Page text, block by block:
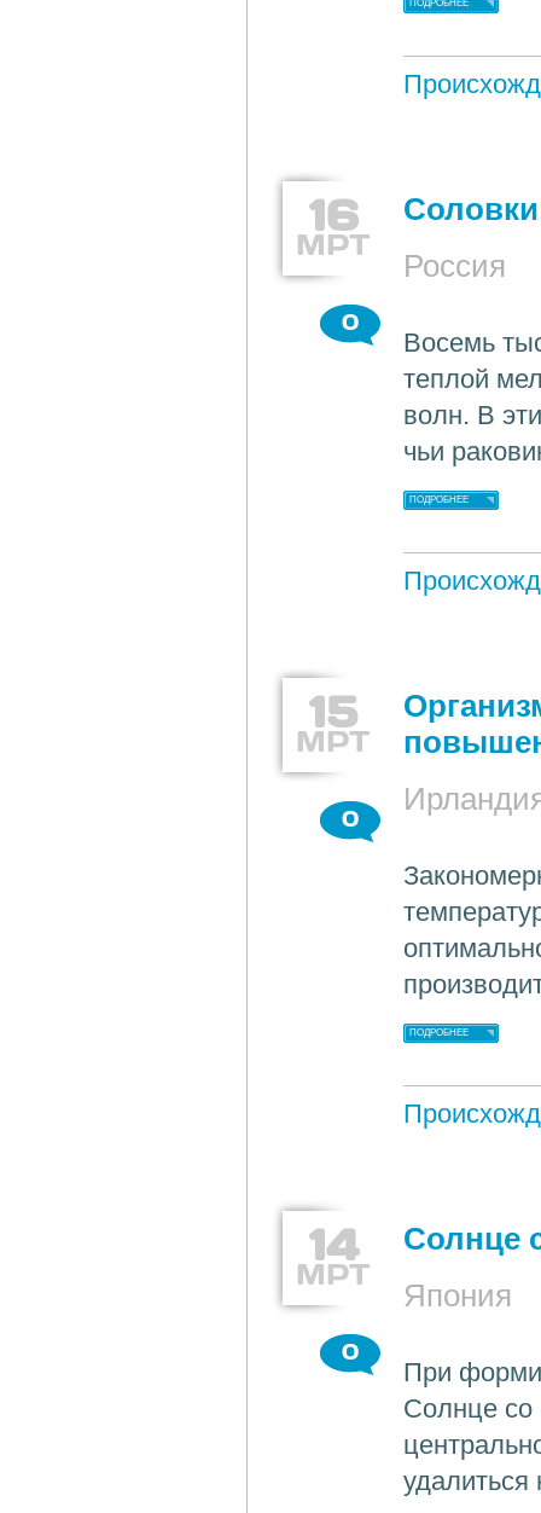
ПОДРОБНЕЕ
16
МРТ
Россия
0
Восемь
теплой
волн. В
чьи
ПОДРОБНЕЕ
15
МРТ
0
ПОДРОБНЕЕ
14
МРТ
Солнце
Япония
0
При
Солнце со
удалиться